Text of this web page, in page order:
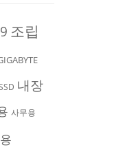
조립
내장
사무용